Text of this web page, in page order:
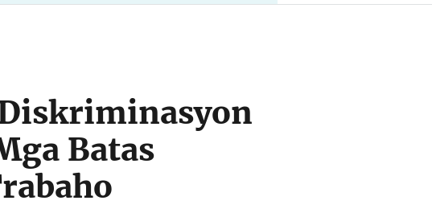
Batas